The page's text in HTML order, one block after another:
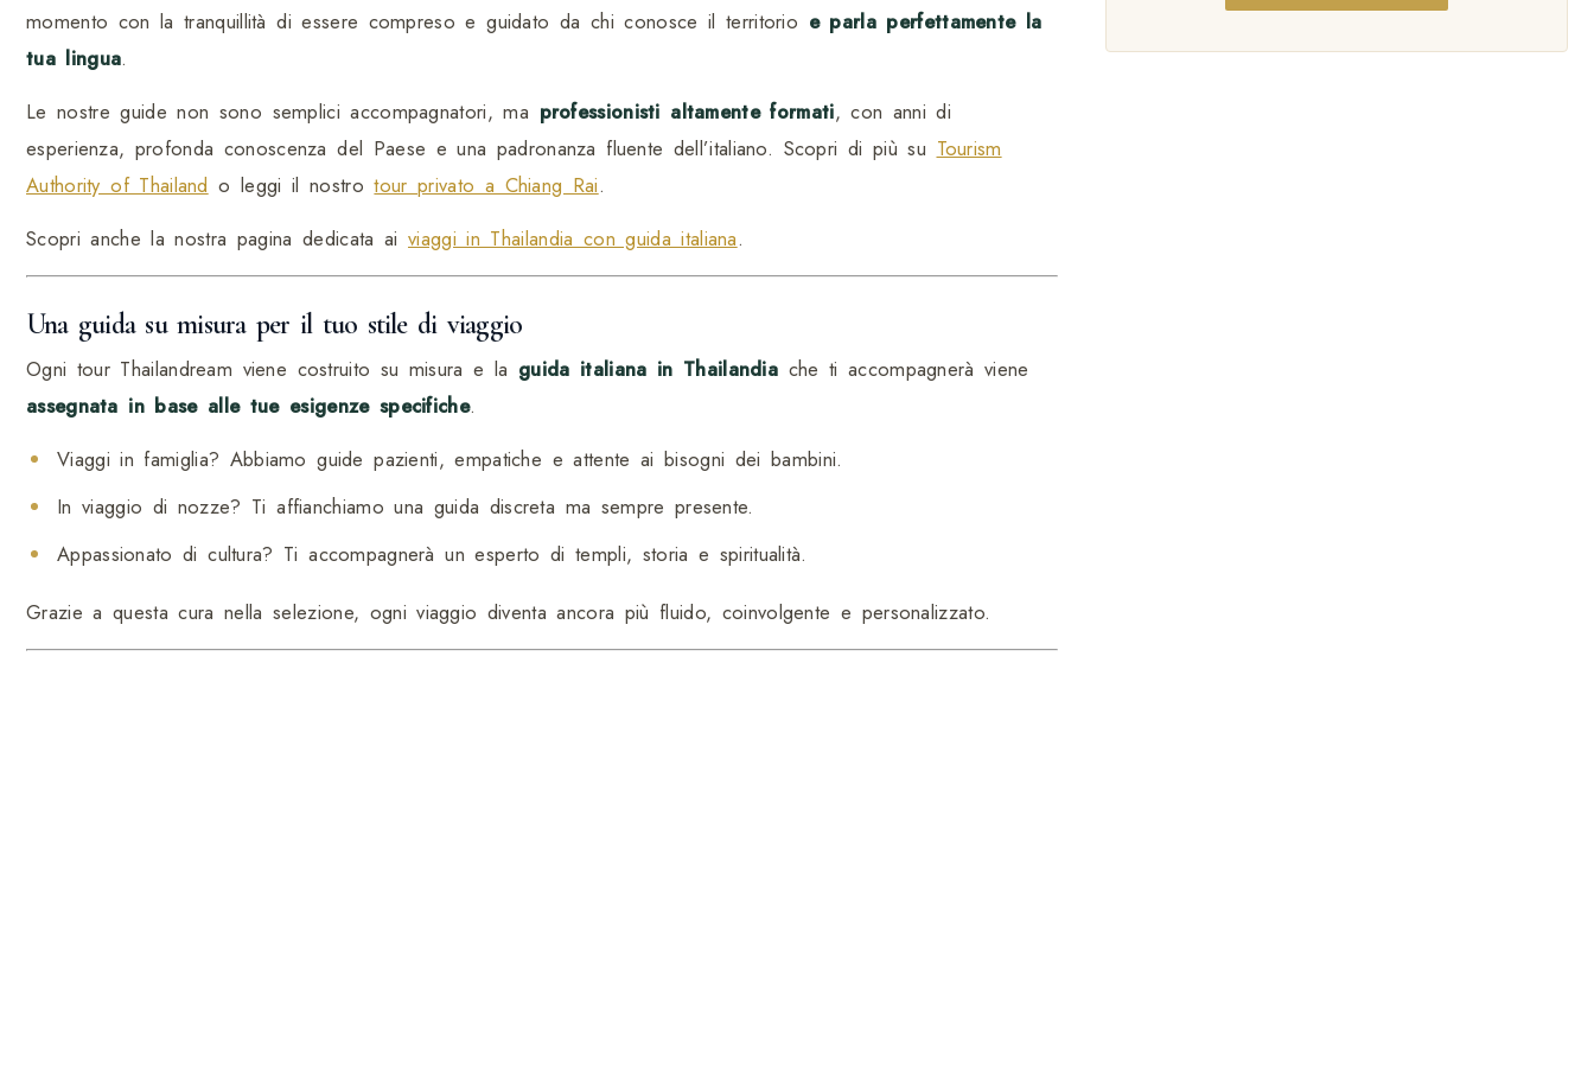
momento con la tranquillità di essere compreso e guidato da chi conosce il territorio e parla perfettamente la
tua lingua.
Le nostre guide non sono semplici accompagnatori, ma professionisti altamente formati, con anni di
esperienza, profonda conoscenza del Paese e una padronanza fluente dell’italiano. Scopri di più su Tourism
Authority of Thailand o leggi il nostrotour privato a Chiang Rai.
Scopri anche la nostra pagina dedicata ai viaggi in Thailandia con guida italiana.
Una guida su misura per il tuo stile di viaggio
Ogni tour Thailandream viene costruito su misura e la guida italiana in Thailandia che ti accompagnerà viene
assegnata in base alle tue esigenze specifiche.
Viaggi in famiglia? Abbiamo guide pazienti, empatiche e attente ai bisogni dei bambini.
In viaggio di nozze? Ti affianchiamo una guida discreta ma sempre presente.
Appassionato di cultura? Ti accompagnerà un esperto di templi, storia e spiritualità.
Grazie a questa cura nella selezione, ogni viaggio diventa ancora più fluido, coinvolgente e personalizzato.